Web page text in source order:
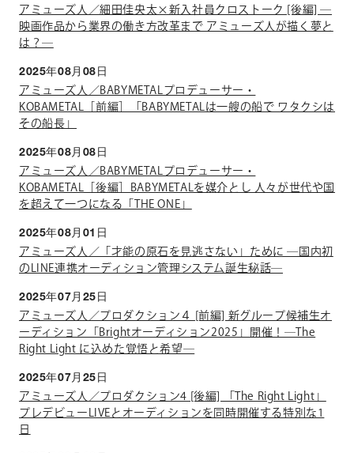
アミューズ人／細田佳央太×新入社員クロストーク [後編] ―
映画作品から業界の働き方改革まで アミューズ人が描く夢と
は？―
2025年08月08日
アミューズ人／BABYMETALプロデューサー・
KOBAMETAL［前編］「BABYMETALは一艘の船で ワタクシは
その船長」
2025年08月08日
アミューズ人／BABYMETALプロデューサー・
KOBAMETAL［後編］BABYMETALを媒介とし 人々が世代や国
を超えて一つになる「THE ONE」
2025年08月01日
アミューズ人／「才能の原石を見逃さない」ために ―国内初
のLINE連携オーディション管理システム誕生秘話―
2025年07月25日
アミューズ人／プロダクション４ [前編] 新グループ候補生オ
ーディション「Brightオーディション2025」開催！―The
Right Light に込めた覚悟と希望―
2025年07月25日
アミューズ人／プロダクション4 [後編] 「The Right Light」
プレデビューLIVEとオーディションを同時開催する特別な1
日